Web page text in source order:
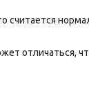
считается
отличаться,